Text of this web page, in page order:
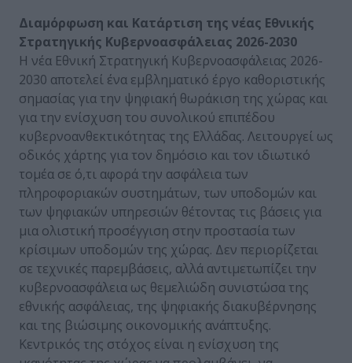
Διαμόρφωση και Κατάρτιση της νέας Εθνικής
Στρατηγικής Κυβερνοασφάλειας 2026-2030
Η νέα Εθνική Στρατηγική Κυβερνοασφάλειας 2026-
2030 αποτελεί ένα εμβληματικό έργο καθοριστικής
σημασίας για την ψηφιακή θωράκιση της χώρας και
για την ενίσχυση του συνολικού επιπέδου
κυβερνοανθεκτικότητας της Ελλάδας. Λειτουργεί ως
οδικός χάρτης για τον δημόσιο και τον ιδιωτικό
τομέα σε ό,τι αφορά την ασφάλεια των
πληροφοριακών συστημάτων, των υποδομών και
των ψηφιακών υπηρεσιών θέτοντας τις βάσεις για
μια ολιστική προσέγγιση στην προστασία των
κρίσιμων υποδομών της χώρας. Δεν περιορίζεται
σε τεχνικές παρεμβάσεις, αλλά αντιμετωπίζει την
κυβερνοασφάλεια ως θεμελιώδη συνιστώσα της
εθνικής ασφάλειας, της ψηφιακής διακυβέρνησης
και της βιώσιμης οικονομικής ανάπτυξης.
Κεντρικός της στόχος είναι η ενίσχυση της